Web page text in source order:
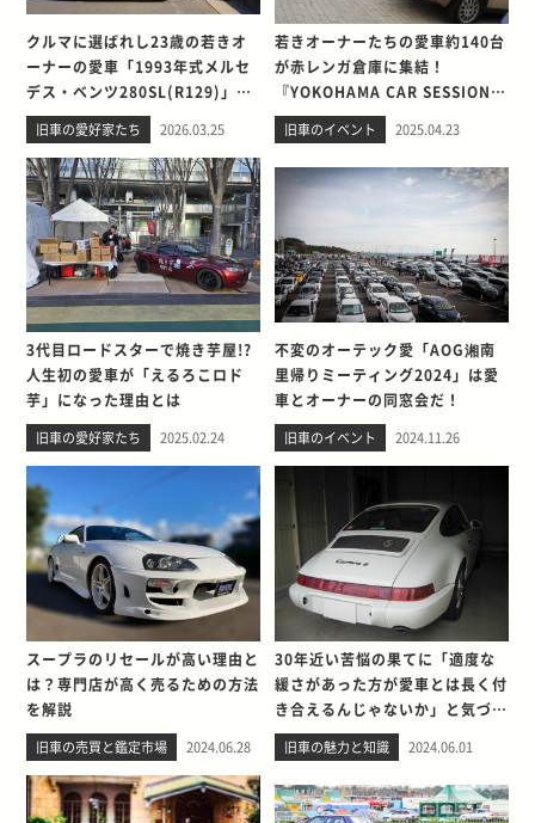
クルマに選ばれし23歳の若きオ
ーナーの愛車「1993年式メルセ
デス・ベンツ280SL(R129)」と
の出会い。そして別れを考える
旧車の愛好家たち 2026.03.25
若きオーナーたちの愛車約140台
が赤レンガ倉庫に集結！
『YOKOHAMA CAR SESSION
2025 ～若者たちのカーライフ～
』
旧車のイベント 2025.04.23
3代目ロードスターで焼き芋屋!?
人生初の愛車が「えるろこロド
芋」になった理由とは
旧車の愛好家たち 2025.02.24
不変のオーテック愛「AOG湘南
里帰りミーティング2024」は愛
車とオーナーの同窓会だ！
旧車のイベント 2024.11.26
スープラのリセールが高い理由と
は？専門店が高く売るための方法
を解説
旧車の売買と鑑定市場 2024.06.28
30年近い苦悩の果てに「適度な
緩さがあった方が愛車とは長く付
き合えるんじゃないか」と気づい
た話
旧車の魅力と知識 2024.06.01